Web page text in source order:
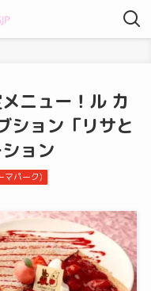
ニュー！ル カ
ション「リサと
ョン
マパーク)